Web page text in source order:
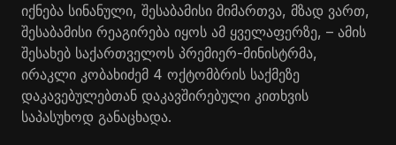
იქნება სინანული, შესაბამისი მიმართვა, მზად ვართ,
შესაბამისი რეაგირება იყოს ამ ყველაფერზე, – ამის
შესახებ საქართველოს პრემიერ-მინისტრმა,
ირაკლი კობახიძემ 4 ოქტომბრის საქმეზე
დაკავებულებთან დაკავშირებული კითხვის
საპასუხოდ განაცხადა.